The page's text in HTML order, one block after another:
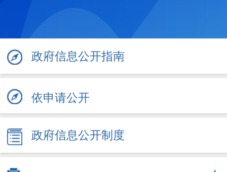
政府信息公开指南
依申请公开
政府信息公开制度